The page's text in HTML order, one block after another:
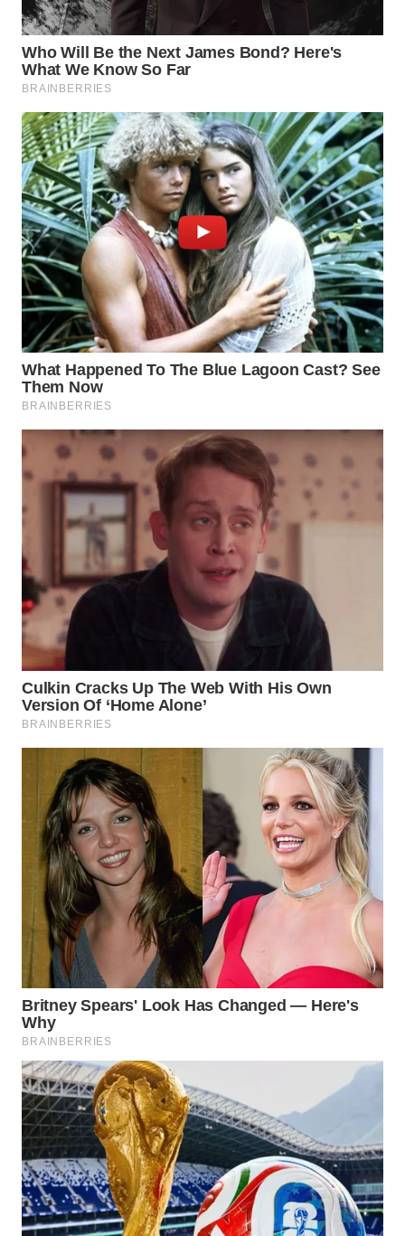
Wahana
Media
Group
WAHANA
NEWS
WAHANA
TANI
WAHANA
ADVOKAT
WAHANA
INFRASTRUKTUR
WAHANA
KONSUMEN
WAHANA
LISTRIK
WAHANA
TRAVEL
WAHANA
TV
WAHANANEWS
WAHANANEWS
CO ID
WAHANANEWS
NET
WAHANA
SPORT
WAHANA
UMKM
WAHANA
SELEB
WAHANA
PERSONA
WAHANA
OTOMOTIF
WAHANA
HEALTH